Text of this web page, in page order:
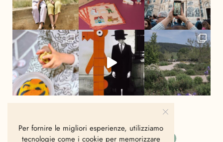
Per fornire le migliori esperienze, utilizziamo
tecnologie come i cookie per memorizzare